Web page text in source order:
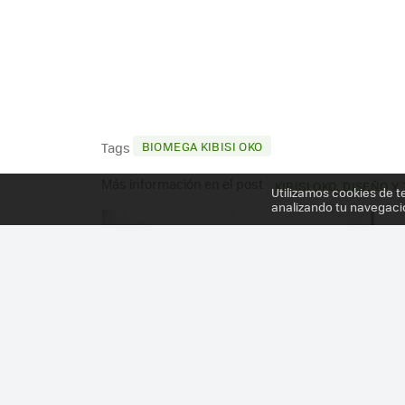
Tags BIOMEGA KIBISI OKO
KIBISI OKO, DISEÑO
Utilizamos cookies de
analizando tu